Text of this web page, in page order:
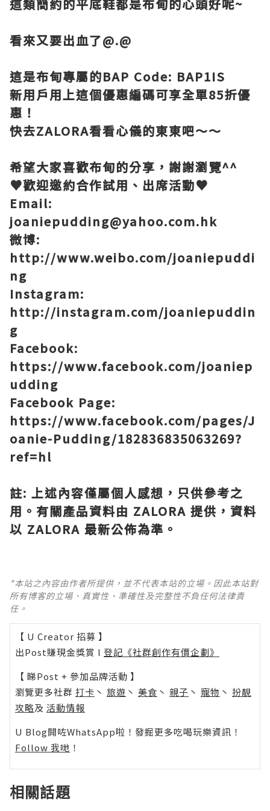
這類簡約的平底鞋都是布甸的心頭好呢~
看來又要出血了@.@
這是布甸專屬的BAP Code: BAP1IS
新用戶用上這個優惠編碼可享全單85折優
惠！
快去ZALORA看看心儀的東東吧～～
希望大家喜歡布甸的分享，謝謝瀏覽^^
♥歡迎邀約合作試用、出席活動♥
Email:
joaniepudding@yahoo.com.hk
微博:
http://www.weibo.com/joaniepuddi
ng
Instagram:
http://instagram.com/joaniepuddin
g
Facebook:
https://www.facebook.com/joaniep
udding
Facebook Page:
https://www.facebook.com/pages/J
oanie-Pudding/182836835063269?
ref=hl
註: 上述內容僅屬個人感想，只供參考之
用。有關產品資料由 ZALORA 提供，資料
以 ZALORA 最新公佈為準。
*本站之內容由作者所提供，並不代表本站的立場。因此本站對
所有博客的立場、真實性、準確性及完整性不負任何法律責
任。
【 U Creator 招募 】
出Post賺現金獎賞 l 登記《社群創作有價企劃》
【 睇Post + 參加品牌活動 】
瀏覽更多社群 打卡 丶 旅遊 丶 美食 丶 親子 丶 寵物 丶 扮靚
攻略及 活動情報
U Blog開咗WhatsApp啦！發掘更多吃喝玩樂資訊！
Follow 我哋 ！
相關話題